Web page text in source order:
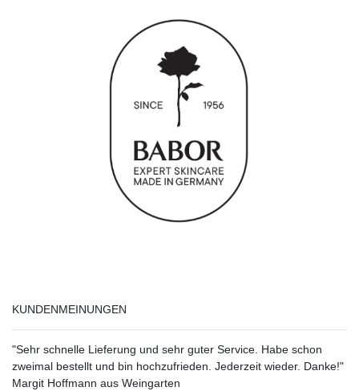
KUNDENMEINUNGEN
"Sehr schnelle Lieferung und sehr guter Service. Habe schon
zweimal bestellt und bin hochzufrieden. Jederzeit wieder. Danke!"
Margit Hoffmann aus Weingarten